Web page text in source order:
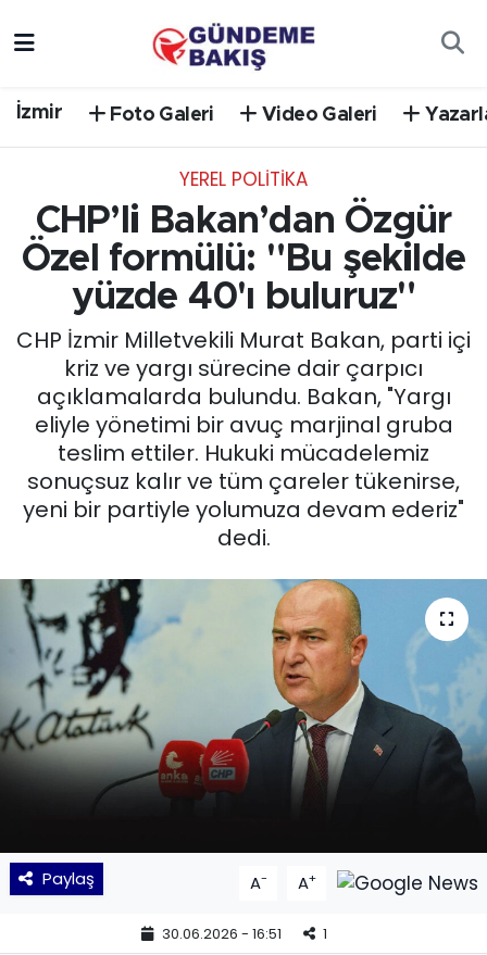
İzmir Foto Galeri Video Galeri
YEREL POLİTİKA
CHP’li Bakan’dan Özgür
Özel formülü: "Bu şekilde
yüzde 40'ı buluruz"
CHP İzmir Milletvekili Murat Bakan, parti içi
kriz ve yargı sürecine dair çarpıcı
açıklamalarda bulundu. Bakan, "Yargı
eliyle yönetimi bir avuç marjinal gruba
teslim ettiler. Hukuki mücadelemiz
sonuçsuz kalır ve tüm çareler tükenirse,
yeni bir partiyle yolumuza devam ederiz"
dedi.
Paylaş A- A+
30.06.2026 - 16:51 1
EGE
EĞİTİM
EKONOMİ
English News
GÜNCEL
KÜLTÜR SANAT
MAGAZİN
POLİTİKA
SAĞLIK
Siyaset
SPOR
TEKNOLOJİ
Trafik Durumu
Süper Lig Puan Durumu ve Fikstür
Tüm Manşetler
Son Dakika Haberleri
Haber Arşivi